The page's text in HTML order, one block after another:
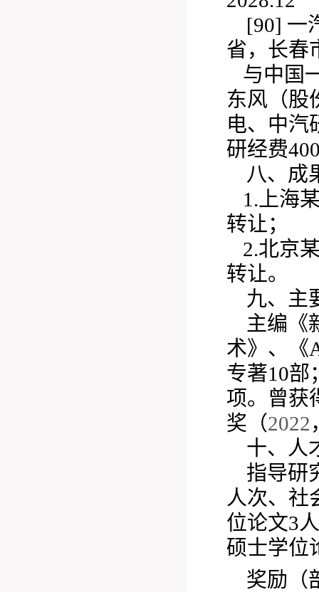
[90] 一
省，长春
与中国
东风（股
电、 中汽
研经费
八、成
1.上海
转让；
2.北京
转让。
九、主
主编《
术》、《
专著10部
项。曾获
奖（2022
十、人
指导研
人次、社
位论文3
硕士学位
奖励（